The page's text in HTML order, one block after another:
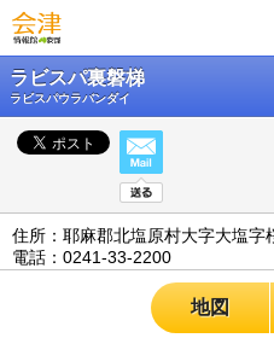
ラビスパ裏磐梯
ラビスパウラバンダイ
住所：耶麻郡北塩原村大字大塩字
電話：0241-33-2200
地図